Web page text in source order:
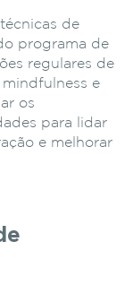
de
programa de
regulares de
e
os
para lidar
e melhorar